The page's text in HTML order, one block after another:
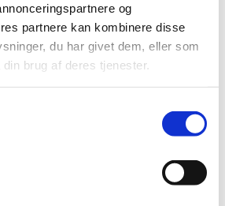
og
partnere kan kombinere disse
du har givet dem, eller som
brug af deres tjenester.
og chlormadinonacetat:
risiko for meningeom
at udvikle meningeom (enkelt
af chlormadinonacetat eller…
at være opmærksom
Danmark, er sikker og velundersøgt